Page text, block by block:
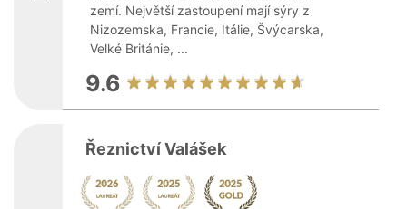
zemí. Největší zastoupení mají sýry z
Nizozemska, Francie, Itálie, Švýcarska,
Velké Británie, ...
9.6
Řeznictví Valášek